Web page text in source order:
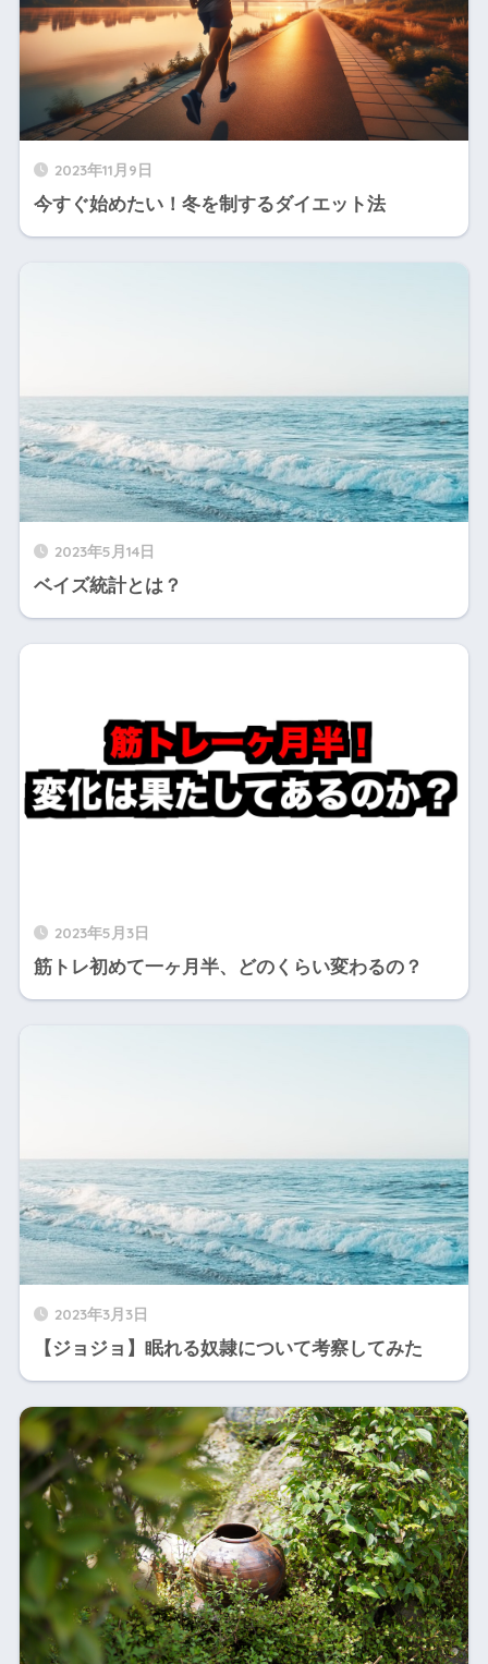
2023年11月9日
今すぐ始めたい！冬を制するダイエット法
2023年5月14日
ベイズ統計とは？
2023年5月3日
筋トレ初めて一ヶ月半、どのくらい変わるの？
2023年3月3日
【ジョジョ】眠れる奴隷について考察してみた